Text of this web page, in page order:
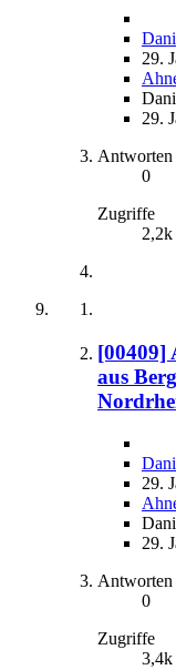
29.
29.
Antworten
0
Zugriffe
2,2k
[00409]
aus
29.
29.
Antworten
0
Zugriffe
3,4k